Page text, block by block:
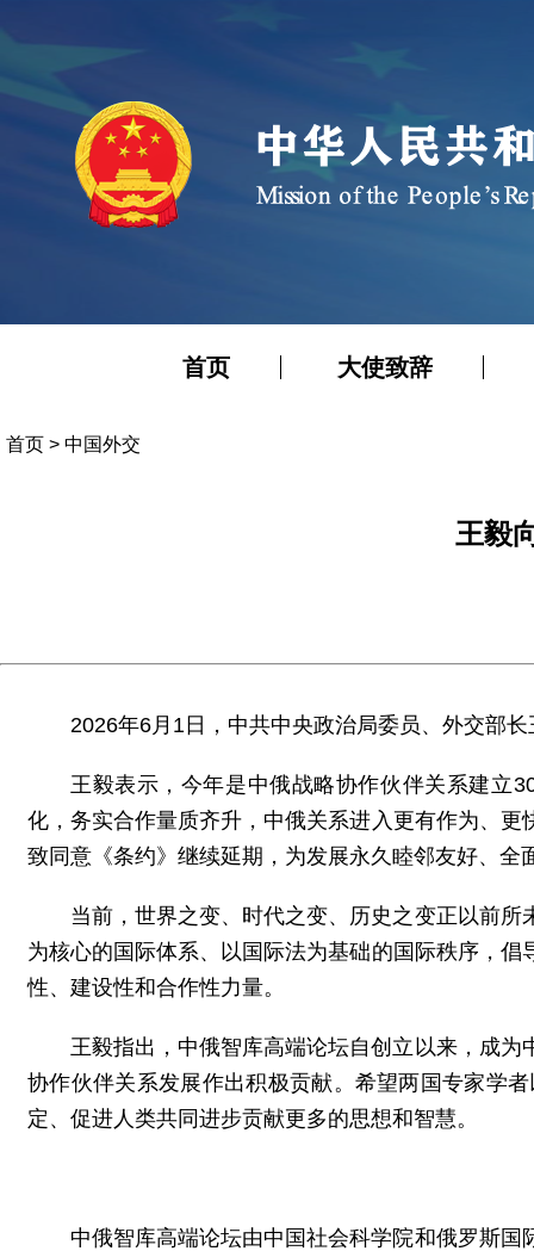
首页 大使致辞
首页 > 中国外交
王毅
2026年6月1日，中共中央政治局委员、外交部
王毅表示，今年是中俄战略协作伙伴关系建立
化，务实合作量质齐升，中俄关系进入更有作为、
致同意《条约》继续延期，为发展永久睦邻友好、
当前，世界之变、时代之变、历史之变正以前
为核心的国际体系、以国际法为基础的国际秩序，
性、建设性和合作性力量。
王毅指出，中俄智库高端论坛自创立以来，成
协作伙伴关系发展作出积极贡献。希望两国专家学
定、促进人类共同进步贡献更多的思想和智慧。
中俄智库高端论坛由中国社会科学院和俄罗斯国